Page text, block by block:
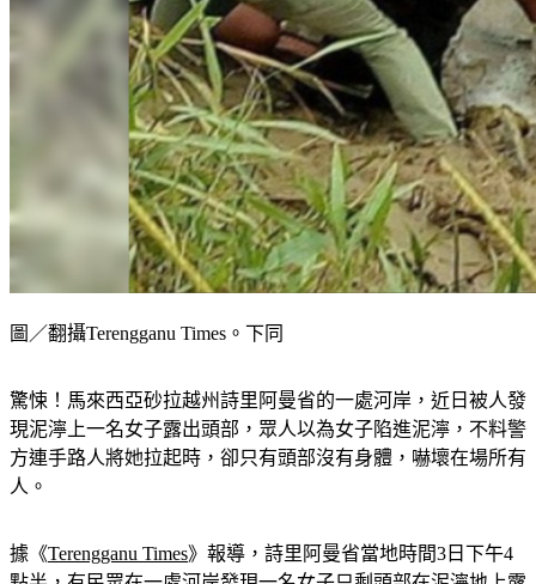
圖／翻攝Terengganu Times。下同
驚悚！馬來西亞砂拉越州詩里阿曼省的一處河岸，近日被人發
現泥濘上一名女子露出頭部，眾人以為女子陷進泥濘，不料警
方連手路人將她拉起時，卻只有頭部沒有身體，嚇壞在場所有
人。
據《Terengganu Times》報導，詩里阿曼省當地時間3日下午4